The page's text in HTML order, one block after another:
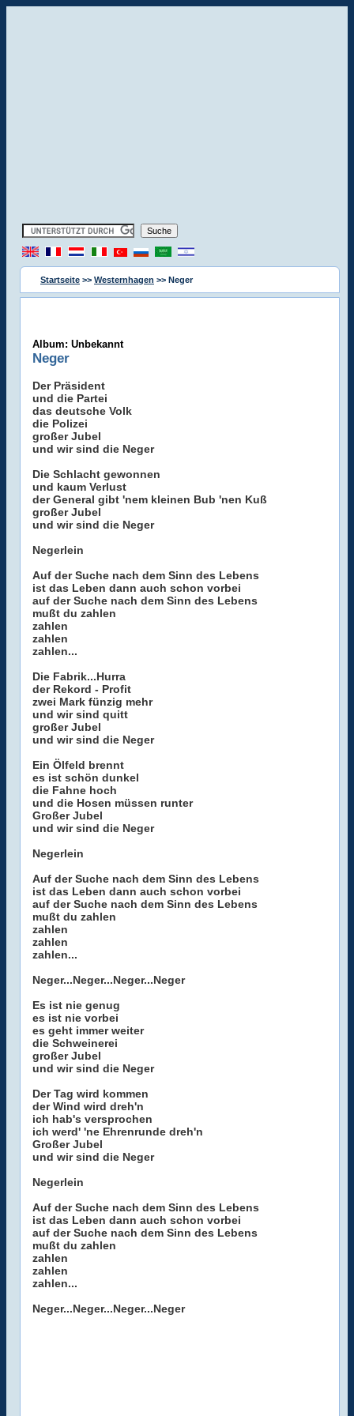
Startseite >> Westernhagen >> Neger
Album: Unbekannt
Neger
Der Präsident
und die Partei
das deutsche Volk
die Polizei
großer Jubel
und wir sind die Neger
Die Schlacht gewonnen
und kaum Verlust
der General gibt 'nem kleinen Bub 'nen Kuß
großer Jubel
und wir sind die Neger
Negerlein
Auf der Suche nach dem Sinn des Lebens
ist das Leben dann auch schon vorbei
auf der Suche nach dem Sinn des Lebens
mußt du zahlen
zahlen
zahlen
zahlen...
Die Fabrik...Hurra
der Rekord - Profit
zwei Mark fünzig mehr
und wir sind quitt
großer Jubel
und wir sind die Neger
Ein Ölfeld brennt
es ist schön dunkel
die Fahne hoch
und die Hosen müssen runter
Großer Jubel
und wir sind die Neger
Negerlein
Auf der Suche nach dem Sinn des Lebens
ist das Leben dann auch schon vorbei
auf der Suche nach dem Sinn des Lebens
mußt du zahlen
zahlen
zahlen
zahlen...
Neger...Neger...Neger...Neger
Es ist nie genug
es ist nie vorbei
es geht immer weiter
die Schweinerei
großer Jubel
und wir sind die Neger
Der Tag wird kommen
der Wind wird dreh'n
ich hab's versprochen
ich werd' 'ne Ehrenrunde dreh'n
Großer Jubel
und wir sind die Neger
Negerlein
Auf der Suche nach dem Sinn des Lebens
ist das Leben dann auch schon vorbei
auf der Suche nach dem Sinn des Lebens
mußt du zahlen
zahlen
zahlen
zahlen...
Neger...Neger...Neger...Neger